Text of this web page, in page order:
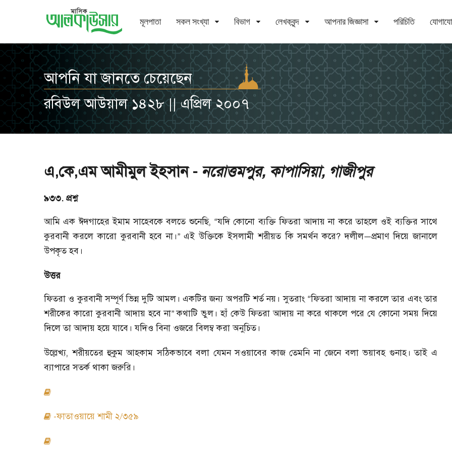
মূলপাতা সকল সংখ্যা বিভাগ লেখকবৃন্দ আপনার জিজ্ঞাসা পরিচিতি
আপনি যা জানতে চেয়েছেন
রবিউল আউয়াল ১৪২৮ || এপ্রিল ২০০৭
এ,কে,এম আমীমুল ইহসান - নরোত্তমপুর, কাপাসিয়া, গাজীপুর
৯৩৩. প্রশ্ন
আমি এক ঈদগাহের ইমাম সাহেবকে বলতে শুনেছি, “যদি কোনো ব্যক্তি ফিতরা আদায় না করে তাহলে ওই ব্যক্তির সাথে
কুরবানী করলে কারো কুরবানী হবে না।” এই উক্তিকে ইসলামী শরীয়ত কি সমর্থন করে?দলীল—প্রমাণ দিয়ে জানালে
উপকৃত হব।
উত্তর
ফিতরা ও কুরবানী সম্পূর্ণ ভিন্ন দুটি আমল। একটির জন্য অপরটি শর্ত নয়। সুতরাং “ফিতরা আদায় না করলে তার এবং তার
শরীকের কারো কুরবানী আদায় হবে না” কথাটি ভুল। হাঁ কেউ ফিতরা আদায় না করে থাকলে পরে যে কোনো সময় দিয়ে
দিলে তা আদায় হয়ে যাবে। যদিও বিনা ওজরে বিলম্ব করা অনুচিত।
উল্লেখ্য,শরীয়তের হুকুম আহকাম সঠিকভাবে বলা যেমন সওয়াবের কাজ তেমনি না জেনে বলা ভয়াবহ গুনাহ। তাই এ
ব্যাপারে সতর্ক থাকা জরুরি।
-ফাতাওয়ায়ে শামী ২/৩৫৯